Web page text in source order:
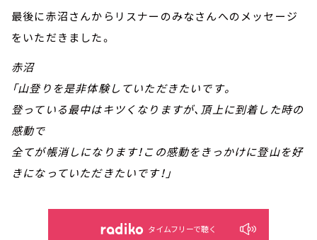
最後に赤沼さんからリスナーのみなさんへのメッセージ
をいただきました。
赤沼
「山登りを是非体験していただきたいです。
登っている最中はキツくなりますが、頂上に到着した時の
感動で
全てが帳消しになります！この感動をきっかけに登山を好
きになっていただきたいです！」
タイムフリーで聴く